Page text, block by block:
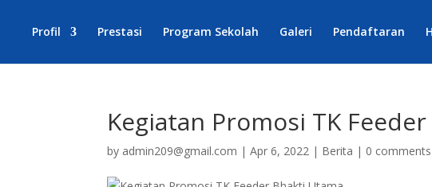
Profil Prestasi Program Sekolah Galeri Pendaftaran
Kegiatan Promosi TK
by admin209@gmail.com |Apr 6, 2022 | Berita | 0 comments